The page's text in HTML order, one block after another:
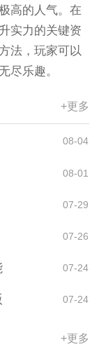
高的人气。在
实力的关键资
法，玩家可以
尽乐趣。
+更多
08-04
08-01
07-29
07-26
07-24
07-24
+更多